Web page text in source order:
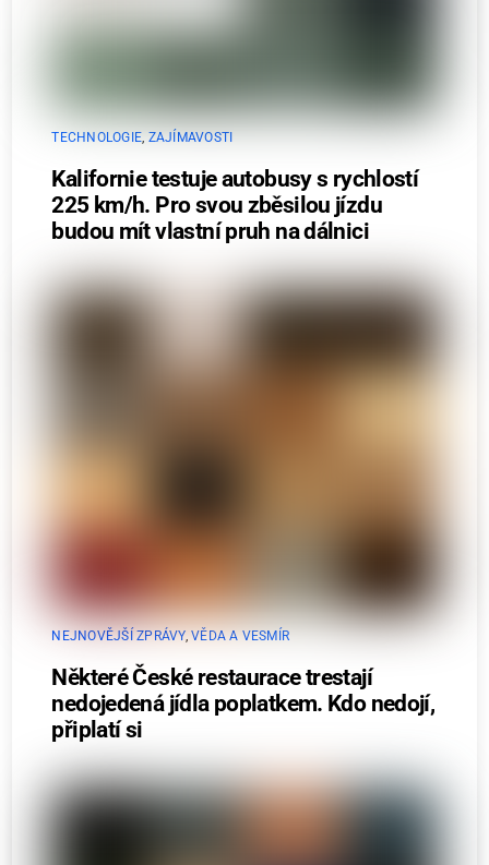
TECHNOLOGIE ZAJÍMAVOSTI
Kalifornie testuje autobusy s rychlostí
225 km/h. Pro svou zběsilou jízdu
budou mít vlastní pruh na dálnici
NEJNOVĚJŠÍ ZPRÁVY,VĚDA A VESMÍR
Některé České restaurace trestají
nedojedená jídla poplatkem. Kdo nedojí,
připlatí si